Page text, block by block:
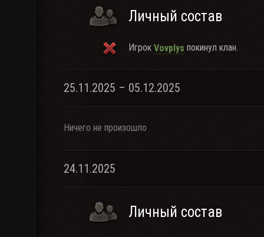
Личный состав
Игрок Vovplys покинул клан.
25.11.2025 – 05.12.2025
Ничего не произошло
24.11.2025
Личный состав